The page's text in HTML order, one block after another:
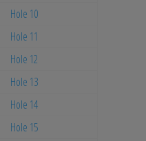
Hole 10
Hole 11
Hole 12
Hole 13
Hole 14
Hole 15